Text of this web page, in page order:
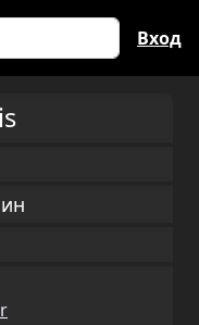
Вход